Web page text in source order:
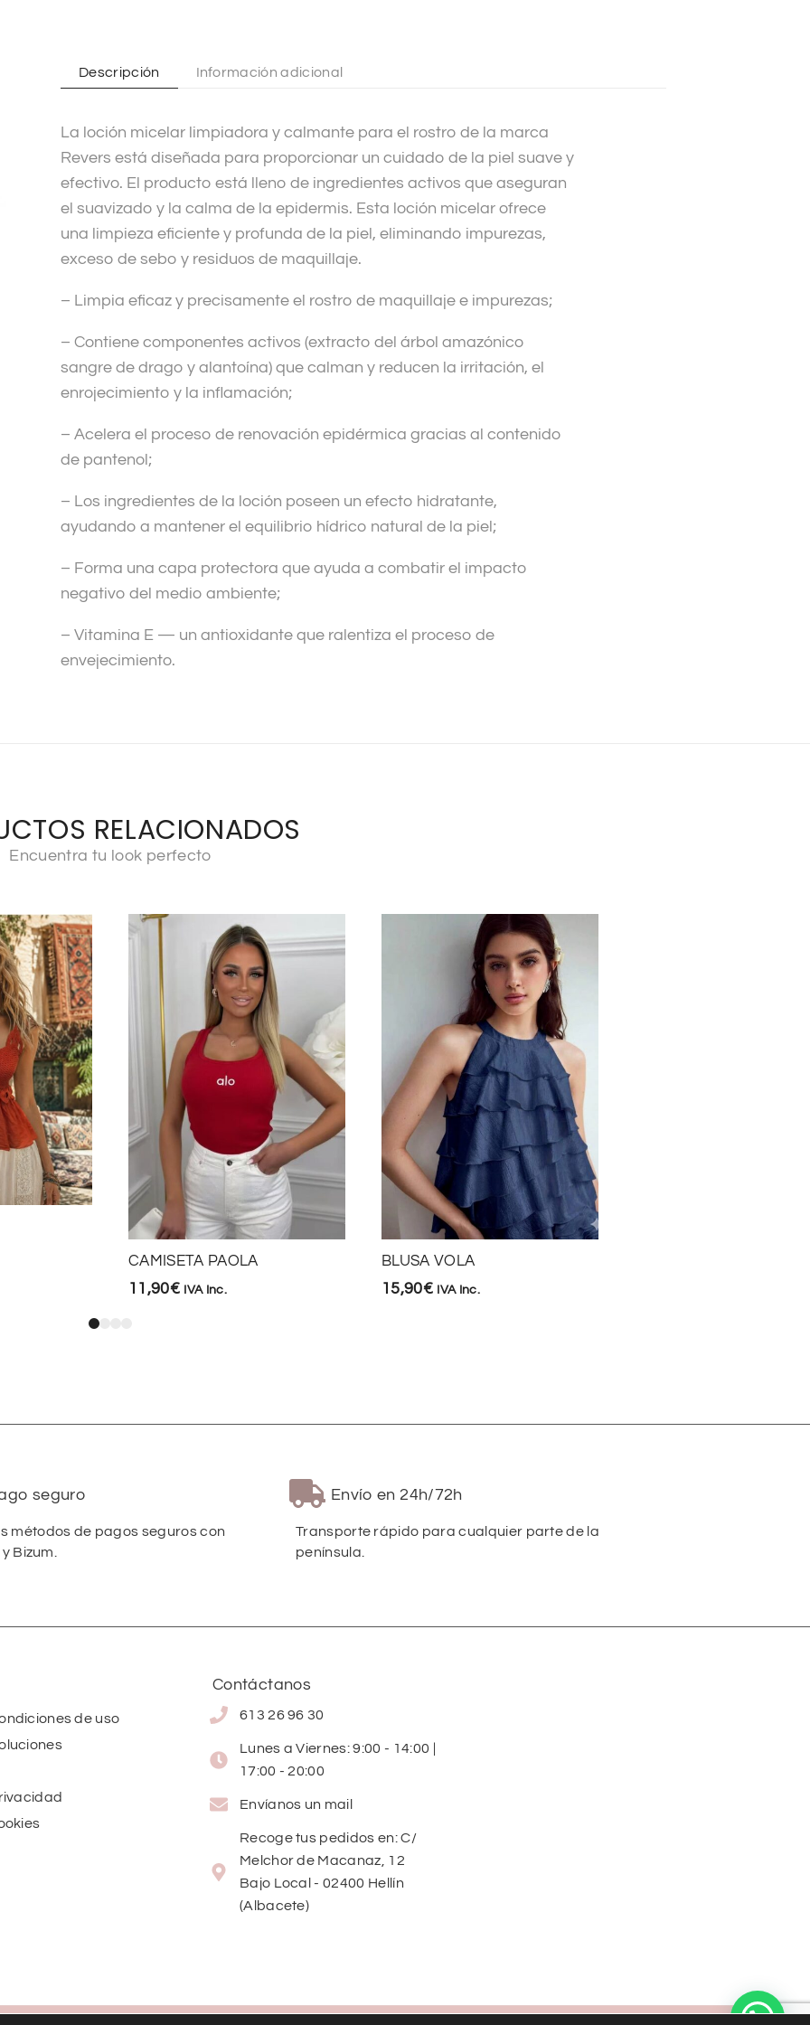
i
e
:
Descripción Información adicional
La loción micelar limpiadora y calmante para el rostro de la marca
Revers está diseñada para proporcionar un cuidado de la piel suave y
efectivo. El producto está lleno de ingredientes activos que aseguran
el suavizado y la calma de la epidermis. Esta loción micelar ofrece
una limpieza eficiente y profunda de la piel, eliminando impurezas,
exceso de sebo y residuos de maquillaje.
– Limpia eficaz y precisamente el rostro de maquillaje e impurezas;
– Contiene componentes activos (extracto del árbol amazónico
sangre de drago y alantoína) que calman y reducen la irritación, el
enrojecimiento y la inflamación;
– Acelera el proceso de renovación epidérmica gracias al contenido
de pantenol;
– Los ingredientes de la loción poseen un efecto hidratante,
ayudando a mantener el equilibrio hídrico natural de la piel;
– Forma una capa protectora que ayuda a combatir el impacto
negativo del medio ambiente;
– Vitamina E — un antioxidante que ralentiza el proceso de
envejecimiento.
RELACIONADOS
Encuentra tu look perfecto
CAMISETA PAOLA
11,90€ IVA Inc.
BLUSA VOLA
15,90€ IVA Inc.
seguro
métodos de pagos seguros con
Bizum.
Envío en 24h/72h
Transporte rápido para cualquier parte de la
península.
de uso
Contáctanos
613 26 96 30
Lunes a Viernes: 9:00 - 14:00 |
17:00 - 20:00
Envíanos un mail
Recoge tus pedidos en: C/
Melchor de Macanaz, 12
Bajo Local - 02400 Hellín
(Albacete)